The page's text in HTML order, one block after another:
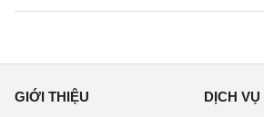
GIỚI THIỆU DỊCH VỤ